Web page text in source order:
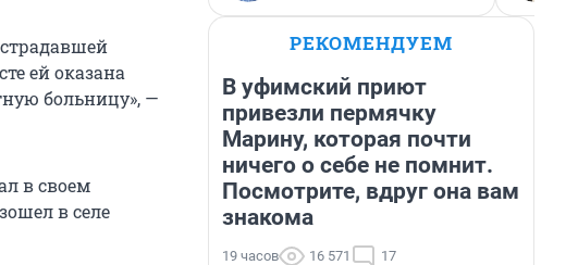
ей оказана
больницу», —
в своем
в селе
РЕКОМЕНДУЕМ
В уфимский приют
привезли пермячку
Марину, которая почти
ничего о себе не помнит.
Посмотрите, вдруг она вам
знакома
19 часов 16 571 17